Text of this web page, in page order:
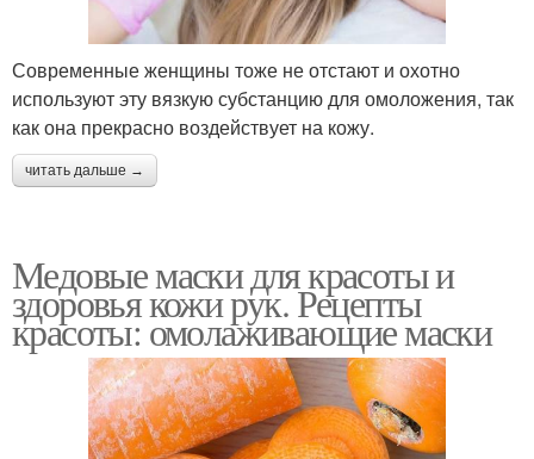
Современные женщины тоже не отстают и охотно
используют эту вязкую субстанцию для омоложения, так
как она прекрасно воздействует на кожу.
читать дальше →
Медовые маски для красоты и
здоровья кожи рук. Рецепты
красоты: омолаживающие маски